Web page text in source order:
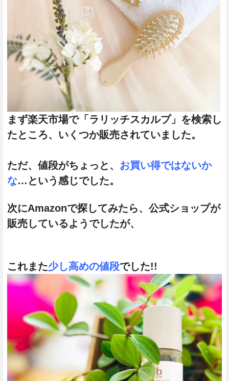
まず楽天市場で「ラリッチスカルプ」を検索し
たところ、いくつか販売されていました。
ただ、値段がちょっと、 お買い得ではないか
な…という感じでした。
次にAmazonで探してみたら、公式ショップが
販売しているようでしたが、
これまた少し高めの値段でした!!